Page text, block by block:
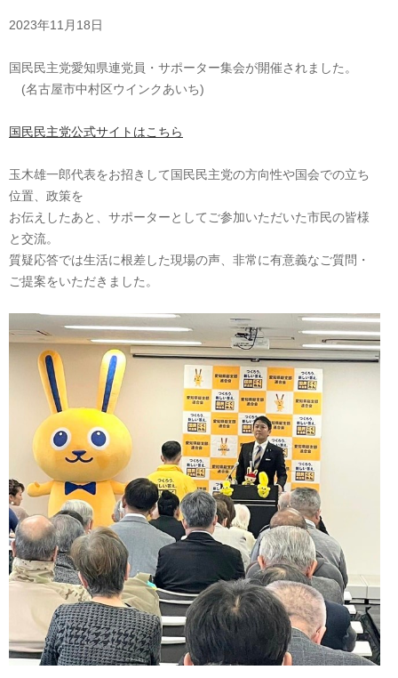
2023年11月18日
国民民主党愛知県連党員・サポーター集会が開催されました。
(名古屋市中村区ウインクあいち)
国民民主党公式サイトはこちら
玉木雄一郎代表をお招きして国民民主党の方向性や国会での立ち
位置、政策を
お伝えしたあと、サポーターとしてご参加いただいた市民の皆様
と交流。
質疑応答では生活に根差した現場の声、非常に有意義なご質問・
ご提案をいただきました。